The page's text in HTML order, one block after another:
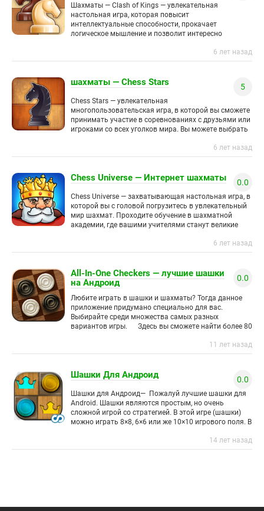
Шахматы — Clash of Kings — увлекательная
настольная игра, которая повысит
интеллектуальные способности, прокачает
логическое мышление и позволит интересно
6 лет назад
шахматы — Chess Stars 5
Chess Stars — увлекательная
многопользовательская игра, в которой вы сможете
принимать участие в соревнованиях с друзьями или
игроками со всех уголков мира. Вы можете выбрать
6 лет назад
Chess Universe — Интернет шахматы 0.0
Chess Universe — захватывающая настольная игра, в
которой вы с головой погрузитесь в увлекательный
мир шахмат. Проходите обучение в шахматной
академии, где вашими учителями станут великие
6 лет назад
All-In-One Checkers — лучшие шашки
на Андроид
0.0
Любите играть в шашки и шахматы? Тогда данное
приложение придумано специально для вас.
Выбирайте среди множества самых разных
вариантов игры. Здесь вы сможете найти более 80
11 лет назад
Шашки Для Андроид 0.0
Шашки для Андроид— Пожалуй лучшие шашки для
Android. Шашки являются простым, но очень
сложной игрой со стратегией. В этой игре (шашки)
можно играть 8×8, 6×6 или же 10×10 игрового поля. В
14 лет назад